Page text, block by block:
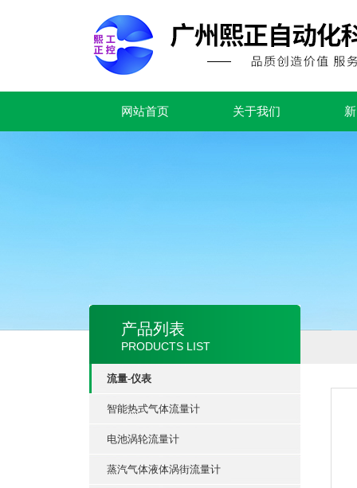
网站首页 关于我们
产品列表
PRODUCTS LIST
流量-仪表
智能热式气体流量计
电池涡轮流量计
蒸汽气体液体涡街流量计